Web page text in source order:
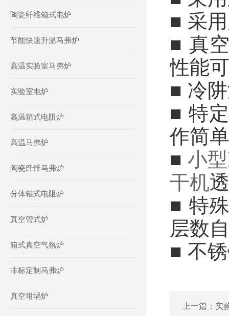
陶瓷纤维箱式电炉
节能快速升温马弗炉
高温实验室马弗炉
实验室电炉
高温箱式电阻炉
高温马弗炉
陶瓷纤维马弗炉
分体箱式电阻炉
真空管式炉
箱式真空气氛炉
非标定制马弗炉
真空坩埚炉
■ 采
■ 真
性能
■ 冷
■ 特
作简
■ 小
干机
■ 特
层数
■ 不
上一篇： 实